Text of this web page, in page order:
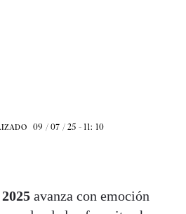
09 / 07 / 25 - 11: 10
avanza con emoción